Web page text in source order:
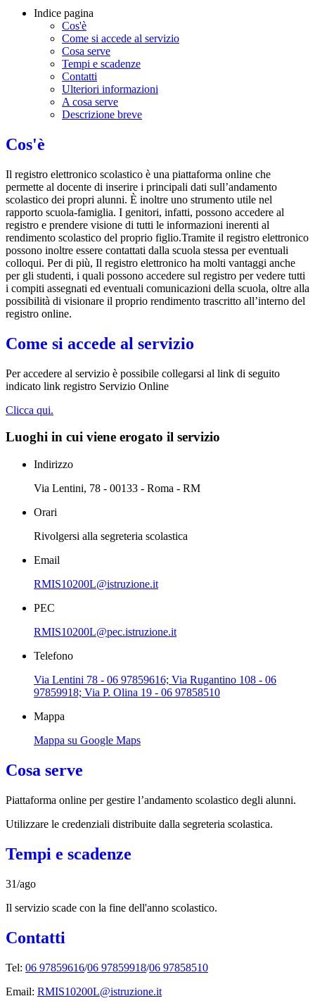
Indice pagina
Cos'è
Come si accede al servizio
Cosa serve
Tempi e scadenze
Contatti
Ulteriori informazioni
A cosa serve
Descrizione breve
Cos'è
Il registro elettronico scolastico è una piattaforma online che
permette al docente di inserire i principali dati sull’andamento
scolastico dei propri alunni. È inoltre uno strumento utile nel
rapporto scuola-famiglia. I genitori, infatti, possono accedere al
registro e prendere visione di tutti le informazioni inerenti al
rendimento scolastico del proprio figlio.Tramite il registro elettronico
possono inoltre essere contattati dalla scuola stessa per eventuali
colloqui. Per di più, Il registro elettronico ha molti vantaggi anche
per gli studenti, i quali possono accedere sul registro per vedere tutti
i compiti assegnati ed eventuali comunicazioni della scuola, oltre alla
possibilità di visionare il proprio rendimento trascritto all’interno del
registro online.
Come si accede al servizio
Per accedere al servizio è possibile collegarsi al link di seguito
indicato link registro Servizio Online
Clicca qui.
Luoghi in cui viene erogato il servizio
Indirizzo
Via Lentini, 78 - 00133 - Roma - RM
Orari
Rivolgersi alla segreteria scolastica
Email
RMIS10200L@istruzione.it
PEC
RMIS10200L@pec.istruzione.it
Telefono
Via Lentini 78 - 06 97859616; Via Rugantino 108 - 06
97859918; Via P. Olina 19 - 06 97858510
Mappa
Mappa su Google Maps
Cosa serve
Piattaforma online per gestire l’andamento scolastico degli alunni.
Utilizzare le credenziali distribuite dalla segreteria scolastica.
Tempi e scadenze
31/ago
Il servizio scade con la fine dell'anno scolastico.
Contatti
Tel: 06 97859616/06 97859918/06 97858510
Email: RMIS10200L@istruzione.it